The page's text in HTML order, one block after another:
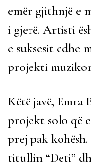
emër gjithnjë e
i gjerë. Artisti
e suksesit edhe
projekti
Këtë javë, Emra
projekt solo që
prej pak
titullin “Deti”